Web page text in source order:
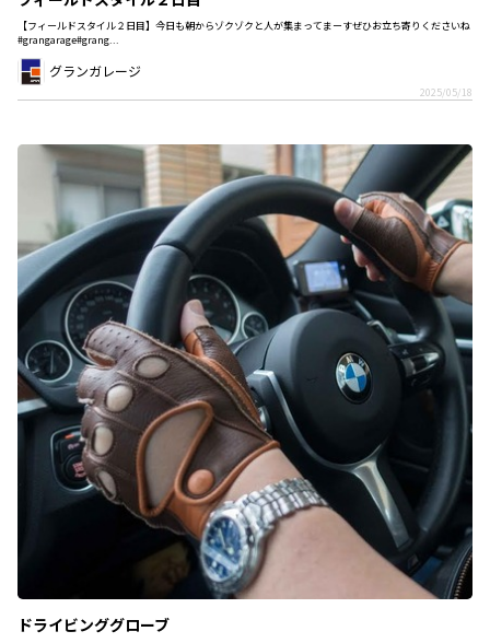
【フィールドスタイル２日目】今日も朝からゾクゾクと人が集まってまーすぜひお立ち寄りくださいね
#grangarage#grang...
グランガレージ
2025/05/18
ドライビンググローブ